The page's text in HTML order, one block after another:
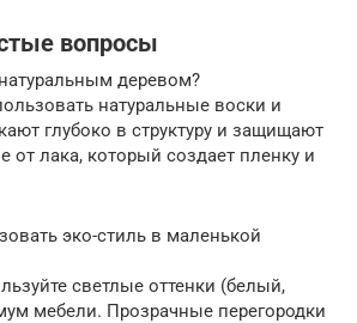
вопросы
деревом?
натуральные воски и
глубоко в структуру и защищают
от лака, который создает пленку и
эко-стиль в маленькой
светлые оттенки (белый,
мебели. Прозрачные перегородки